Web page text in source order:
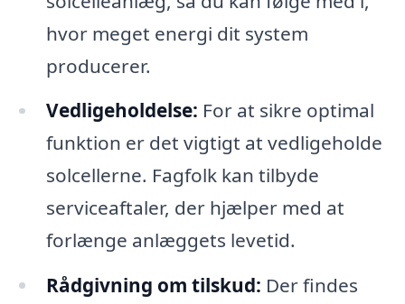
hvor meget energi dit system
producerer.
Vedligeholdelse: For at sikre optimal
funktion er det vigtigt at vedligeholde
solcellerne. Fagfolk kan tilbyde
serviceaftaler, der hjælper med at
forlænge anlæggets levetid.
Rådgivning om tilskud: Der findes